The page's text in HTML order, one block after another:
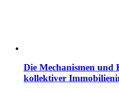
Die Mechanismen und
kollektiver